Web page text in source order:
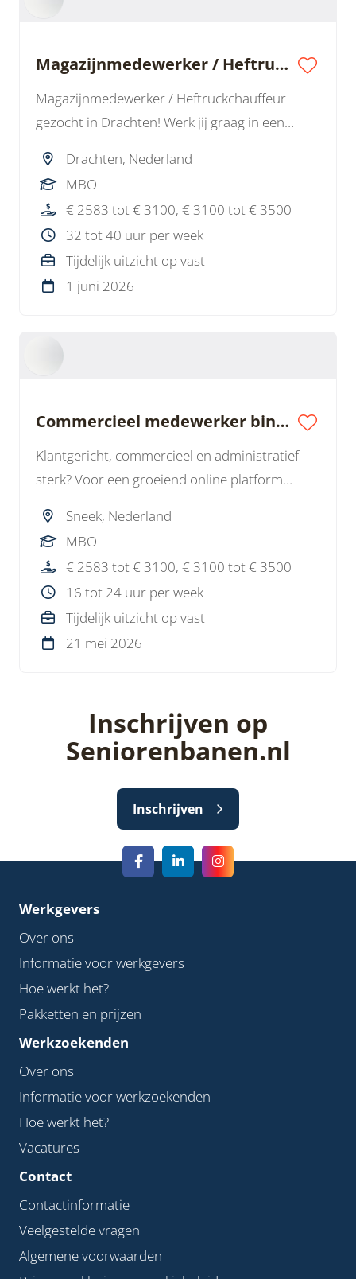
Magazijnmedewerker / Heftruckchauffeur / Logistiek Medewerker RVS
Magazijnmedewerker / Heftruckchauffeur
gezocht in Drachten! Werk jij graag in een
aanpakken? Dan is dit jouw baan. Afwisselend
werk, goed salaris en kans op vast werk.
Drachten, Nederland
MBO
€ 2583 tot € 3100, € 3100 tot € 3500
32 tot 40 uur per week
Tijdelijk uitzicht op vast
1 juni 2026
Commercieel medewerker binnendienst
Klantgericht, commercieel en administratief
sterk? Voor een groeiend online platform
binnendienst voor 3 dagen per week.
Afwisselende functie binnen een nuchter
bedrijf met korte lijnen.
Sneek, Nederland
MBO
€ 2583 tot € 3100, € 3100 tot € 3500
16 tot 24 uur per week
Tijdelijk uitzicht op vast
21 mei 2026
Inschrijven op
Seniorenbanen.nl
Inschrijven
Werkgevers
Over ons
Informatie voor werkgevers
Hoe werkt het?
Pakketten en prijzen
Werkzoekenden
Over ons
Informatie voor werkzoekenden
Hoe werkt het?
Vacatures
Contact
Contactinformatie
Veelgestelde vragen
Algemene voorwaarden